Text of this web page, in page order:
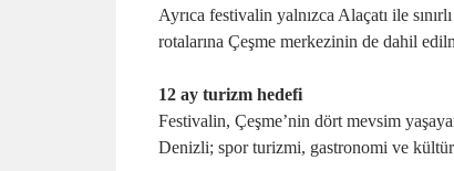
Ayrıca festivalin yalnızca Alaçatı ile
rotalarına Çeşme merkezinin de dahil
12 ay turizm hedefi
Festivalin, Çeşme’nin dört mevsim
Denizli; spor turizmi, gastronomi ve